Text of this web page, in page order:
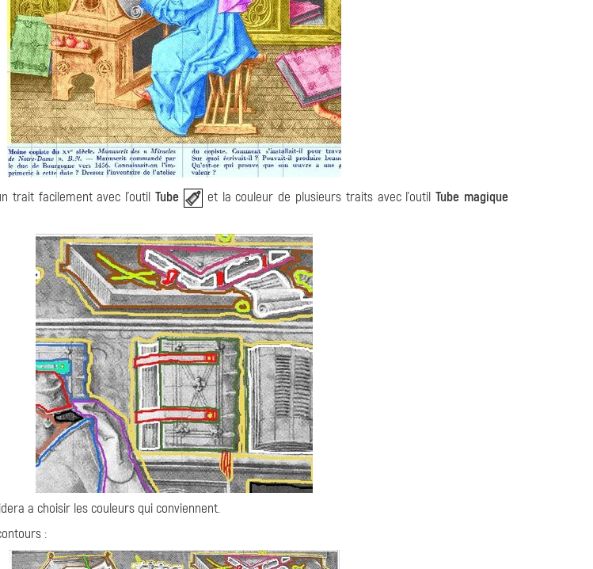
trait facilement avec l'outilTube et la couleur de plusieurs traits avec l'outilTube magique
a choisir les couleurs qui conviennent.
: